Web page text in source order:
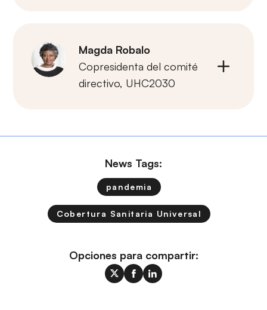
Magda Robalo
Copresidenta del comité
directivo, UHC2030
News Tags:
pandemia
Cobertura Sanitaria Universal
Opciones para compartir: